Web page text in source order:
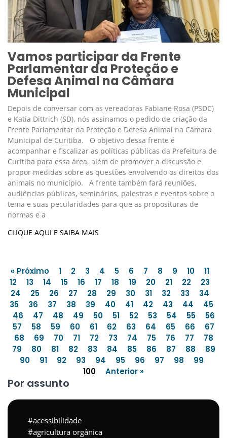
Vamos participar da Frente
Parlamentar da Proteção e
Defesa Animal na Câmara
Municipal
Depois de conversar com as vereadoras Fabiane Rosa (PSDC)
e Katia Dittrich (SD), nós assinamos o pedido de criação da
Frente Parlamentar da Proteção e Defesa Animal na Câmara
Municipal de Curitiba. O objetivo dessa frente é
acompanhar e fiscalizar as políticas públicas da Prefeitura de
Curitiba para essa área, além de promover a discussão e
propor medidas sobre as questões envolvendo os direitos dos
animais no município. A frente também fará reuniões,
audiências públicas, seminários, palestras e eventos sobre o
tema e suas pecularidades para que as proposituras de
normas e a
CLIQUE AQUI E SAIBA MAIS
« Próximo 1 2 3 4 5 6 7 8 9 10
11
12
13 14 15 16 17 18 19 20 21 22
23
24
25 26 27 28 29 30 31 32 33
34
35
36 37 38 39 40 41 42 43 44
45
46
47 48 49 50 51 52 53 54 55
56
57
58 59 60 61 62 63 64 65 66
67
68
69 70 71 72 73 74 75 76 77
78
79
80 81 82 83 84 85 86 87 88
89
90
91 92 93 94 95 96 97 98
99
100
Anterior »
Por assunto
acessibilidade
agricultura orgânica